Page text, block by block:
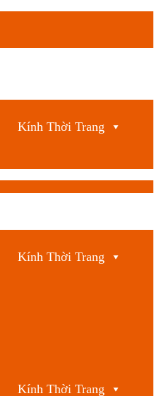
Kính Thời Trang
Kính Thời Trang
Kính Thời Trang